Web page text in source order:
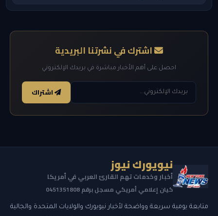
اشترك في نشرتنا البريدية
احصل على أهم الأخبار مباشرة في بريدك الإلكتروني
اشتراك
نيويورك نيوز
أخبار وخدمات تهم القارئ العربي في أمريكا
كيان إعلامي أمريكي مسجل برقم 0451351808
متابعة يومية سريعة وواضحة لأخبار نيويورك والولايات المتحدة والجالية